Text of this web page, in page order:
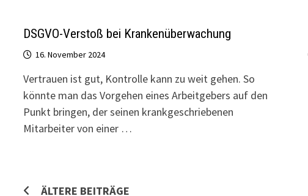
DSGVO-Verstoß bei Krankenüberwachung
16. November 2024
Vertrauen ist gut, Kontrolle kann zu weit gehen. So
könnte man das Vorgehen eines Arbeitgebers auf den
Punkt bringen, der seinen krankgeschriebenen
Mitarbeiter von einer …
ÄLTERE BEITRÄGE